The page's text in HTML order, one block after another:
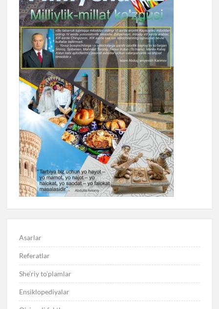
Asarlar
Referatlar
She’riy to’plamlar
Ensiklopediyalar